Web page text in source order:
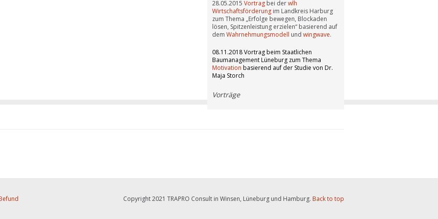
28.05.2015 Vortrag bei derwlh
Wirtschaftsförderung im Landkreis Harburg
zum Thema „Erfolge bewegen, Blockaden
lösen, Spitzenleistung erzielen“ basierend auf
dem Wahrnehmungsmodell und wingwave.
08.11.2018 Vortrag beim Staatlichen
Baumanagement Lüneburg zum Thema
Motivation basierend auf der Studie von Dr.
Maja Storch
Vorträge
Copyright 2021 TRAPRO Consult in Winsen, Lüneburg und Hamburg. Back to top